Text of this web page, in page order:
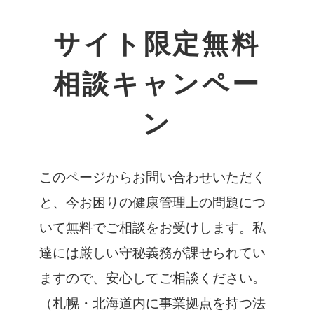
サイト限定無料
相談キャンペー
ン
このページからお問い合わせいただく
と、今お困りの健康管理上の問題につ
いて無料でご相談をお受けします。私
達には厳しい守秘義務が課せられてい
ますので、安心してご相談ください。
（札幌・北海道内に事業拠点を持つ法